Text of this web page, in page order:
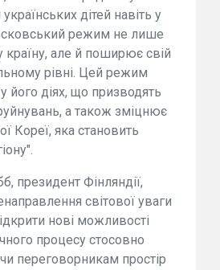
дітей навіть у
режим не лише
країну, але й поширює свій
рівні. Цей режим
його діях, що призводять
а також зміцнює
Кореї, яка становить
президент Фінляндії,
світової уваги
нові можливості
процесу стосовно
переговорникам простір